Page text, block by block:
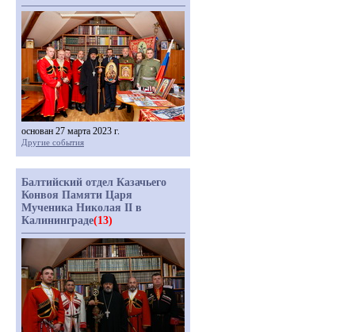
основан 27 марта 2023 г.
Другие события
Балтийский отдел Казачьего
Конвоя Памяти Царя
Мученика Николая II в
Калининграде(13)